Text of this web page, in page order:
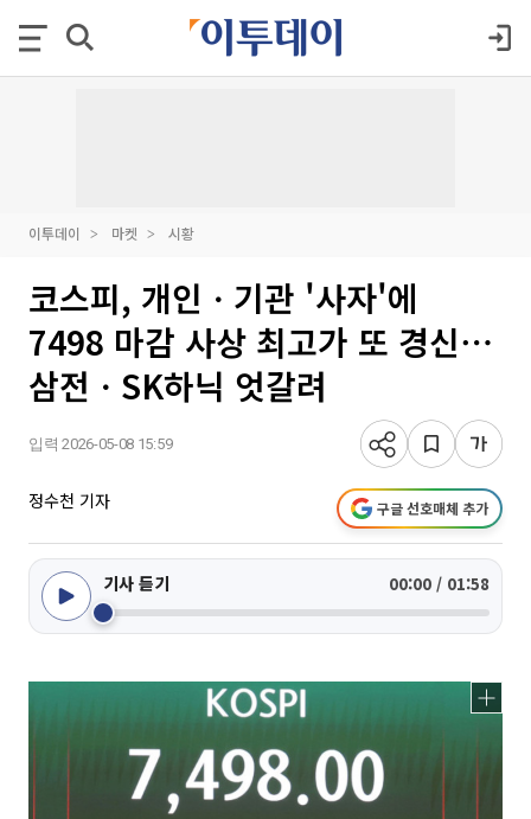
이투데이 마켓 시황
코스피, 개인ㆍ기관 '사자'에
7498 마감 사상 최고가 또 경신⋯
삼전ㆍSK하닉 엇갈려
입력 2026-05-08 15:59
정수천 기자 구글 선호매체 추가
기사 듣기 00:00 / 01:58